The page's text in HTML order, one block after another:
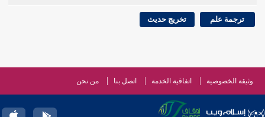
ترجمة علم تخريج حديث
وثيقة الخصوصية اتفاقية الخدمة اتصل بنا من نحن